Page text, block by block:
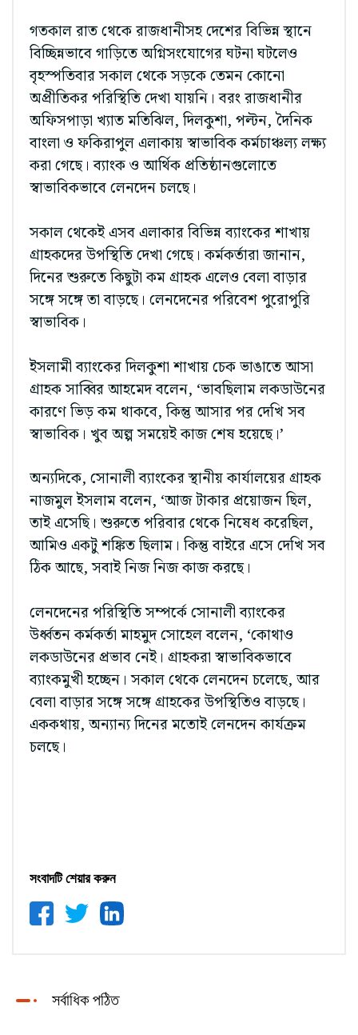
গতকাল রাত থেকে রাজধানীসহ দেশের বিভিন্ন স্থানে
বিচ্ছিন্নভাবে গাড়িতে অগ্নিসংযোগের ঘটনা ঘটলেও
বৃহস্পতিবার সকাল থেকে সড়কে তেমন কোনো
অপ্রীতিকর পরিস্থিতি দেখা যায়নি। বরং রাজধানীর
অফিসপাড়া খ্যাত মতিঝিল, দিলকুশা, পল্টন, দৈনিক
বাংলা ও ফকিরাপুল এলাকায় স্বাভাবিক কর্মচাঞ্চল্য লক্ষ্য
করা গেছে। ব্যাংক ও আর্থিক প্রতিষ্ঠানগুলোতে
স্বাভাবিকভাবে লেনদেন চলছে।
সকাল থেকেই এসব এলাকার বিভিন্ন ব্যাংকের শাখায়
গ্রাহকদের উপস্থিতি দেখা গেছে। কর্মকর্তারা জানান,
দিনের শুরুতে কিছুটা কম গ্রাহক এলেও বেলা বাড়ার
সঙ্গে সঙ্গে তা বাড়ছে। লেনদেনের পরিবেশ পুরোপুরি
স্বাভাবিক।
ইসলামী ব্যাংকের দিলকুশা শাখায় চেক ভাঙাতে আসা
গ্রাহক সাব্বির আহমেদ বলেন, ‘ভাবছিলাম লকডাউনের
কারণে ভিড় কম থাকবে, কিন্তু আসার পর দেখি সব
স্বাভাবিক। খুব অল্প সময়েই কাজ শেষ হয়েছে।’
অন্যদিকে, সোনালী ব্যাংকের স্থানীয় কার্যালয়ের গ্রাহক
নাজমুল ইসলাম বলেন, ‘আজ টাকার প্রয়োজন ছিল,
তাই এসেছি। শুরুতে পরিবার থেকে নিষেধ করেছিল,
আমিও একটু শঙ্কিত ছিলাম। কিন্তু বাইরে এসে দেখি সব
ঠিক আছে, সবাই নিজ নিজ কাজ করছে।
লেনদেনের পরিস্থিতি সম্পর্কে সোনালী ব্যাংকের
উর্ধ্বতন কর্মকর্তা মাহমুদ সোহেল বলেন, ‘কোথাও
লকডাউনের প্রভাব নেই। গ্রাহকরা স্বাভাবিকভাবে
ব্যাংকমুখী হচ্ছেন। সকাল থেকে লেনদেন চলেছে, আর
বেলা বাড়ার সঙ্গে সঙ্গে গ্রাহকের উপস্থিতিও বাড়ছে।
এককথায়, অন্যান্য দিনের মতোই লেনদেন কার্যক্রম
চলছে।
সংবাদটি শেয়ার করুন
সর্বাধিক পঠিত